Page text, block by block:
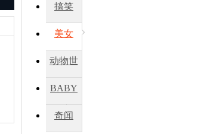
搞笑
美女
动物世
BABY
秀
奇闻